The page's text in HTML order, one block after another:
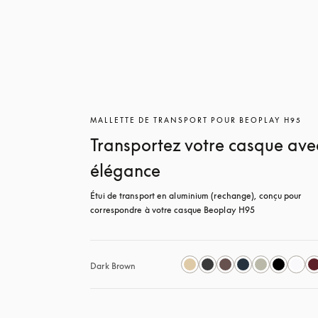
MALLETTE DE TRANSPORT POUR BEOPLAY H95
Transportez votre casque
élégance
Étui de transport en aluminium (rechange), conçu pour
correspondre à votre casque Beoplay H95
Dark Brown